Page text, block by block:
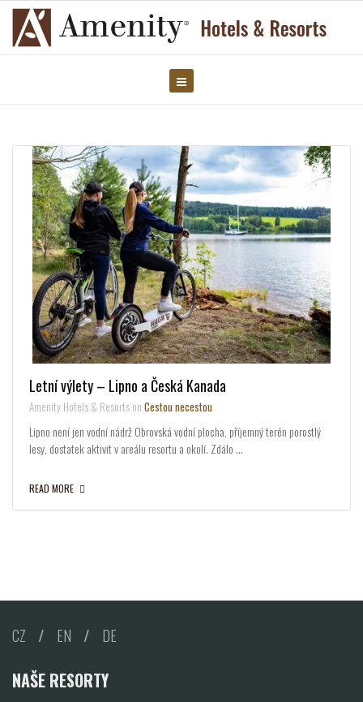
Letní výlety – Lipno a Česká Kanada
Amenity Hotels & Resorts on Cestou necestou
Lipno není jen vodní nádrž Obrovská vodní plocha, příjemný terén porostlý
lesy, dostatek aktivit v areálu resortu a okolí. Zdálo …
READ MORE
CZ / EN / DE
NAŠE RESORTY